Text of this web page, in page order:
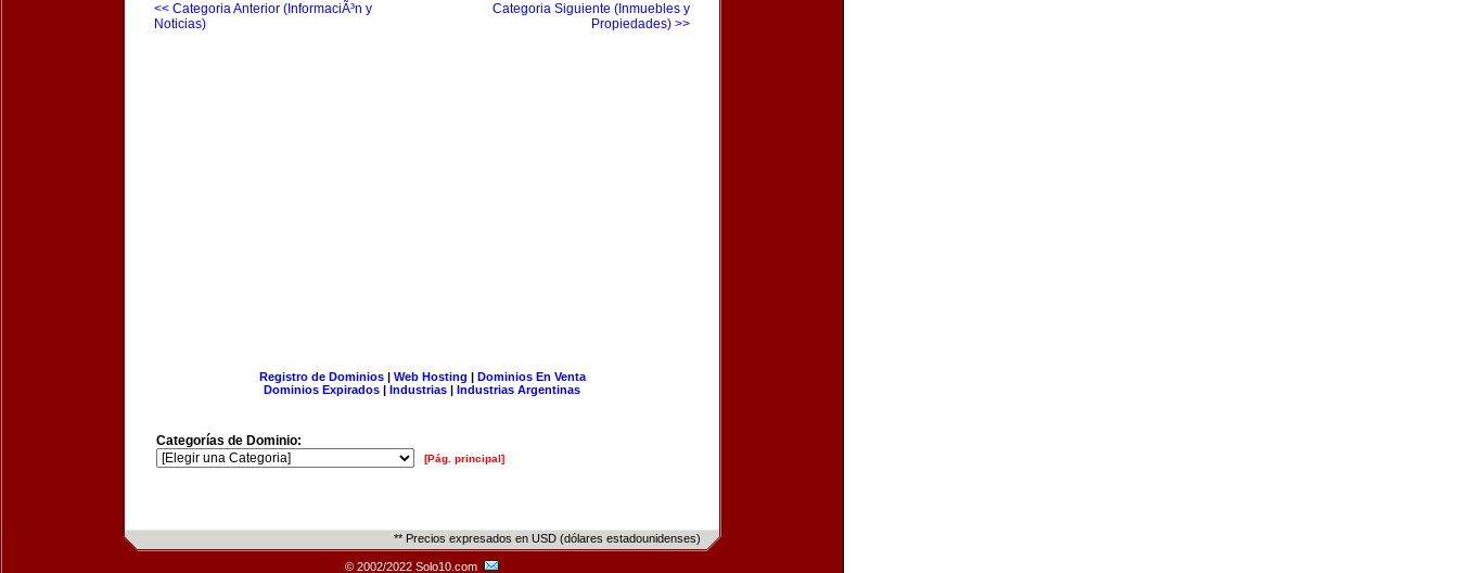
<< Categoria Anterior (InformaciÃ³n y
Noticias)
Categoria Siguiente (Inmuebles y
Propiedades) >>
Registro de Dominios| Web Hosting | Dominios En Venta
Dominios Expirados | Industrias | Industrias Argentinas
Categorías de Dominio:
[Pág. principal]
** Precios expresados en USD (dólares estadounidenses)
© 2002/2022 Solo10.com